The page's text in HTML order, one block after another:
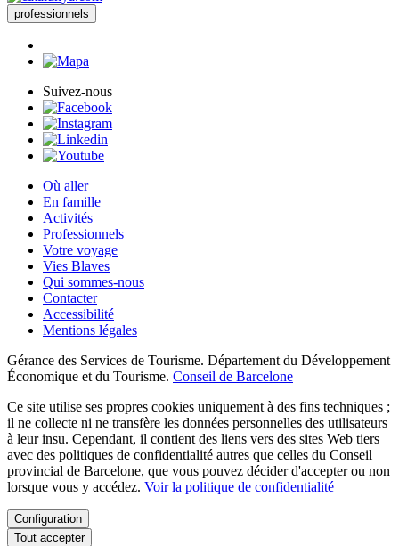
professionnels
Suivez-nous
Où aller
En famille
Activités
Professionnels
Votre voyage
Vies Blaves
Qui sommes-nous
Contacter
Accessibilité
Mentions légales
Gérance des Services de Tourisme. Département du Développement
Économique et du Tourisme. Conseil de Barcelone
Ce site utilise ses propres cookies uniquement à des fins techniques ;
il ne collecte ni ne transfère les données personnelles des utilisateurs
à leur insu. Cependant, il contient des liens vers des sites Web tiers
avec des politiques de confidentialité autres que celles du Conseil
provincial de Barcelone, que vous pouvez décider d'accepter ou non
lorsque vous y accédez. Voir la politique de confidentialité
Configuration
Tout accepter